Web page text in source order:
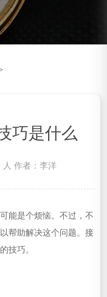
巧是什么
人 作者：李洋
是个烦恼。不过，不
帮助解决这个问题。接
技巧。